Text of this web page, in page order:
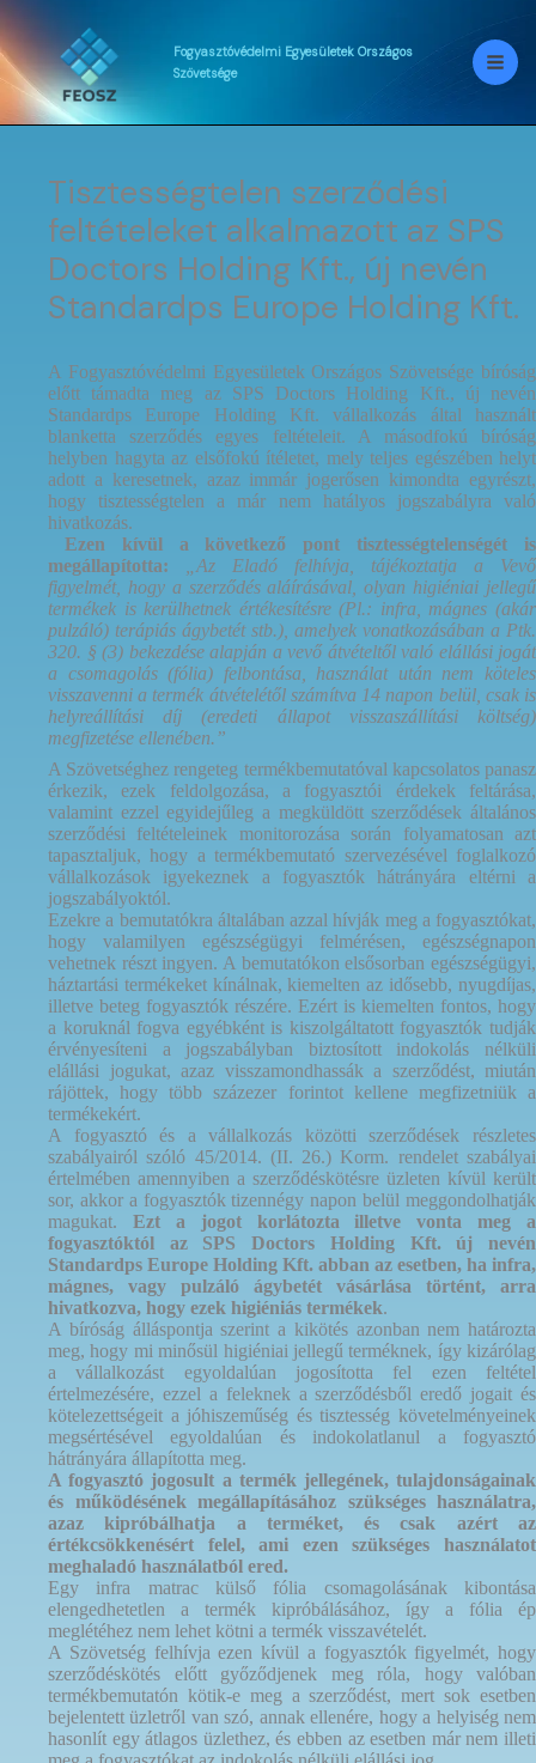
Skip
to
content
Fogyasztóvédelmi Egyesületek Országos
Szövetsége
Tisztességtelen szerződési
feltételeket alkalmazott az SPS
Doctors Holding Kft., új nevén
Standardps Europe Holding Kft.
A Fogyasztóvédelmi Egyesületek Országos Szövetsége bíróság
előtt támadta meg az SPS Doctors Holding Kft., új nevén
Standardps Europe Holding Kft. vállalkozás által használt
blanketta szerződés egyes feltételeit. A másodfokú bíróság
helyben hagyta az elsőfokú ítéletet, mely teljes egészében helyt
adott a keresetnek, azaz immár jogerősen kimondta egyrészt,
hogy tisztességtelen a már nem hatályos jogszabályra való
hivatkozás.
Ezen kívül a következő pont tisztességtelenségét is
megállapította:
„Az Eladó felhívja, tájékoztatja a Vevő
figyelmét, hogy a szerződés aláírásával, olyan higiéniai jellegű
termékek is kerülhetnek értékesítésre (Pl.: infra, mágnes (akár
pulzáló) terápiás ágybetét stb.), amelyek vonatkozásában a Ptk.
320. § (3) bekezdése alapján a vevő átvételtől való elállási jogát
a csomagolás (fólia) felbontása, használat után nem köteles
visszavenni a termék átvételétől számítva 14 napon belül, csak is
helyreállítási díj (eredeti állapot visszaszállítási költség)
megfizetése ellenében.”
A Szövetséghez rengeteg termékbemutatóval kapcsolatos panasz
érkezik, ezek feldolgozása, a fogyasztói érdekek feltárása,
valamint ezzel egyidejűleg a megküldött szerződések általános
szerződési feltételeinek monitorozása során folyamatosan azt
tapasztaljuk, hogy a termékbemutató szervezésével foglalkozó
vállalkozások igyekeznek a fogyasztók hátrányára eltérni a
jogszabályoktól.
Ezekre a bemutatókra általában azzal hívják meg a fogyasztókat,
hogy valamilyen egészségügyi felmérésen, egészségnapon
vehetnek részt ingyen. A bemutatókon elsősorban egészségügyi,
háztartási termékeket kínálnak, kiemelten az idősebb, nyugdíjas,
illetve beteg fogyasztók részére. Ezért is kiemelten fontos, hogy
a koruknál fogva egyébként is kiszolgáltatott fogyasztók tudják
érvényesíteni a jogszabályban biztosított indokolás nélküli
elállási jogukat, azaz visszamondhassák a szerződést, miután
rájöttek, hogy több százezer forintot kellene megfizetniük a
termékekért.
A fogyasztó és a vállalkozás közötti szerződések részletes
szabályairól szóló 45/2014. (II. 26.) Korm. rendelet szabályai
értelmében amennyiben a szerződéskötésre üzleten kívül került
sor, akkor a fogyasztók tizennégy napon belül meggondolhatják
magukat. Ezt
a jogot korlátozta illetve vonta meg a
fogyasztóktól az SPS Doctors Holding Kft. új nevén
Standardps Europe Holding Kft. abban az esetben, ha infra,
mágnes, vagy pulzáló ágybetét vásárlása történt, arra
hivatkozva, hogy ezek higiéniás termékek.
A bíróság álláspontja szerint a kikötés azonban nem határozta
meg, hogy mi minősül higiéniai jellegű terméknek, így kizárólag
a vállalkozást egyoldalúan jogosította fel ezen feltétel
értelmezésére, ezzel a feleknek a szerződésből eredő jogait és
kötelezettségeit a jóhiszeműség és tisztesség követelményeinek
megsértésével egyoldalúan és indokolatlanul a fogyasztó
hátrányára állapította meg.
A fogyasztó jogosult a termék jellegének, tulajdonságainak
és működésének megállapításához szükséges használatra,
azaz kipróbálhatja a terméket, és csak azért az
értékcsökkenésért felel, ami ezen szükséges használatot
meghaladó használatból ered.
Egy infra matrac külső fólia csomagolásának kibontása
elengedhetetlen a termék kipróbálásához, így a fólia ép
meglétéhez nem lehet kötni a termék visszavételét.
A Szövetség felhívja ezen kívül a fogyasztók figyelmét, hogy
szerződéskötés előtt győződjenek meg róla, hogy valóban
termékbemutatón kötik-e meg a szerződést, mert sok esetben
bejelentett üzletről van szó, annak ellenére, hogy a helyiség nem
hasonlít egy átlagos üzlethez, és ebben az esetben már nem illeti